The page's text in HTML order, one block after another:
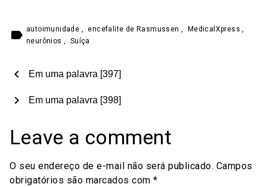
label autoimunidade , encefalite de Rasmussen, MedicalXpress,
neurônios, Suíça
chevron_left Em uma palavra [397]
Em uma palavra [398]
chevron_right
Leave a comment
O seu endereço de e-mail não será publicado. Campos
obrigatórios são marcados com *